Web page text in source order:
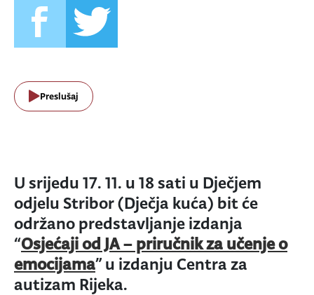
Preslušaj
U srijedu 17. 11. u 18 sati u Dječjem
odjelu Stribor (Dječja kuća) bit će
održano predstavljanje izdanja
“Osjećaji od JA – priručnik za učenje o
emocijama” u izdanju Centra za
autizam Rijeka.